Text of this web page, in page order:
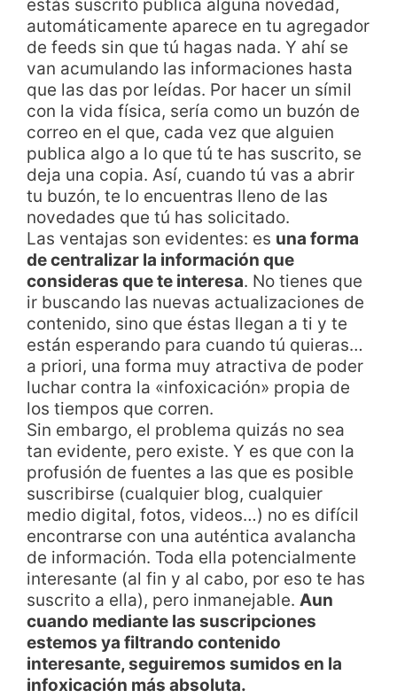
estás suscrito publica alguna novedad,
automáticamente aparece en tu agregador
de feeds sin que tú hagas nada. Y ahí se
van acumulando las informaciones hasta
que las das por leídas. Por hacer un símil
con la vida física, sería como un buzón de
correo en el que, cada vez que alguien
publica algo a lo que tú te has suscrito, se
deja una copia. Así, cuando tú vas a abrir
tu buzón, te lo encuentras lleno de las
novedades que tú has solicitado.
Las ventajas son evidentes: es una forma
de centralizar la información que
consideras que te interesa. No tienes que
ir buscando las nuevas actualizaciones de
contenido, sino que éstas llegan a ti y te
están esperando para cuando tú quieras…
a priori, una forma muy atractiva de poder
luchar contra la «infoxicación» propia de
los tiempos que corren.
Sin embargo, el problema quizás no sea
tan evidente, pero existe. Y es que con la
profusión de fuentes a las que es posible
suscribirse (cualquier blog, cualquier
medio digital, fotos, videos…) no es difícil
encontrarse con una auténtica avalancha
de información. Toda ella potencialmente
interesante (al fin y al cabo, por eso te has
suscrito a ella), pero inmanejable. Aun
cuando mediante las suscripciones
estemos ya filtrando contenido
interesante, seguiremos sumidos en la
infoxicación más absoluta.